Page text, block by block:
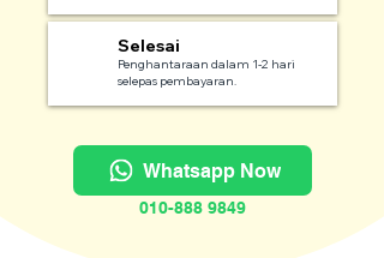
Selesai
Penghantaraan dalam 1-2 hari
selepas pembayaran.
Whatsapp Now
010-888 9849